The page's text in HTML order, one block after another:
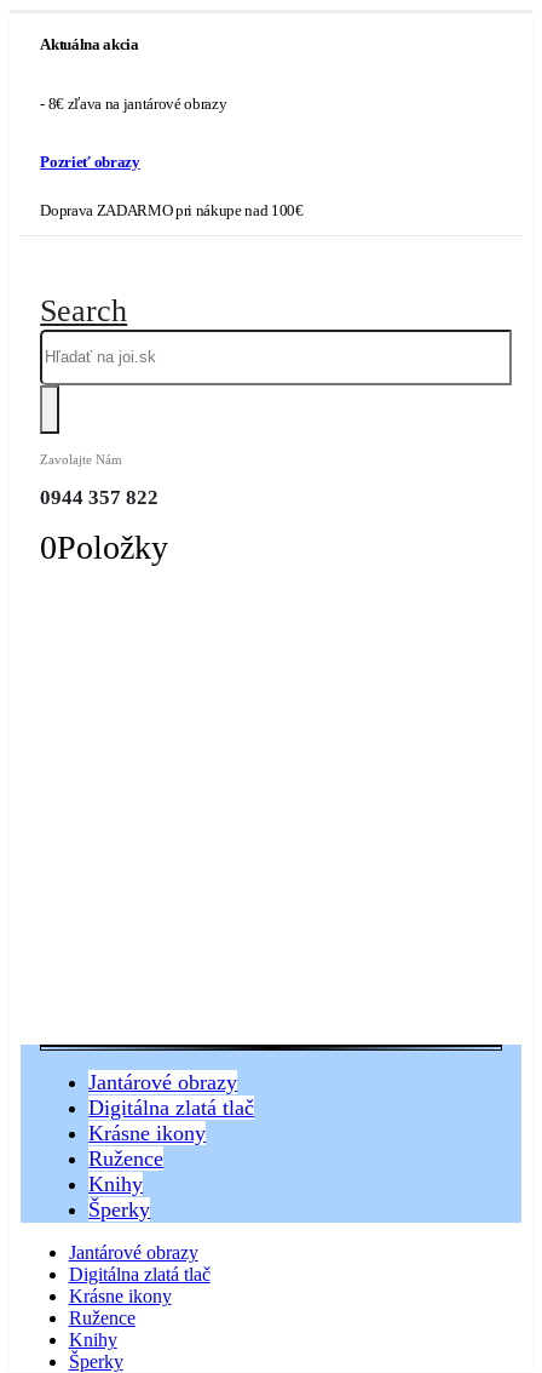
Aktuálna akcia
- 8€ zľava na jantárové obrazy
Pozrieť obrazy
Doprava ZADARMO pri nákupe nad 100€
Search
Zavolajte Nám
0944 357 822
0Položky
Jantárové obrazy
Digitálna zlatá tlač
Krásne ikony
Ružence
Knihy
Šperky
Jantárové obrazy
Digitálna zlatá tlač
Krásne ikony
Ružence
Knihy
Šperky